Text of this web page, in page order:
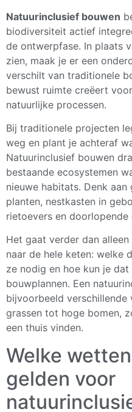
Natuurinclusief bouwen
biodiversiteit actief
de ontwerpfase. In plaats
zien, maak je er een
verschilt van traditionele
bewust ruimte creëert
natuurlijke processen.
Bij traditionele projecten
weg en plant je achteraf
Natuurinclusief bouwen
bestaande ecosystemen
nieuwe habitats. Denk
planten, nestkasten in
rietoevers en
Het gaat verder dan
naar de hele keten: welke
ze nodig en hoe kun je
bouwplannen. Een
bijvoorbeeld verschillende
grassen tot hoge bomen,
een thuis vinden.
Welke
gelden voor